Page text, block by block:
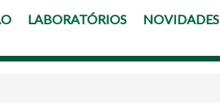
LABORATÓRIOS NOVIDADES